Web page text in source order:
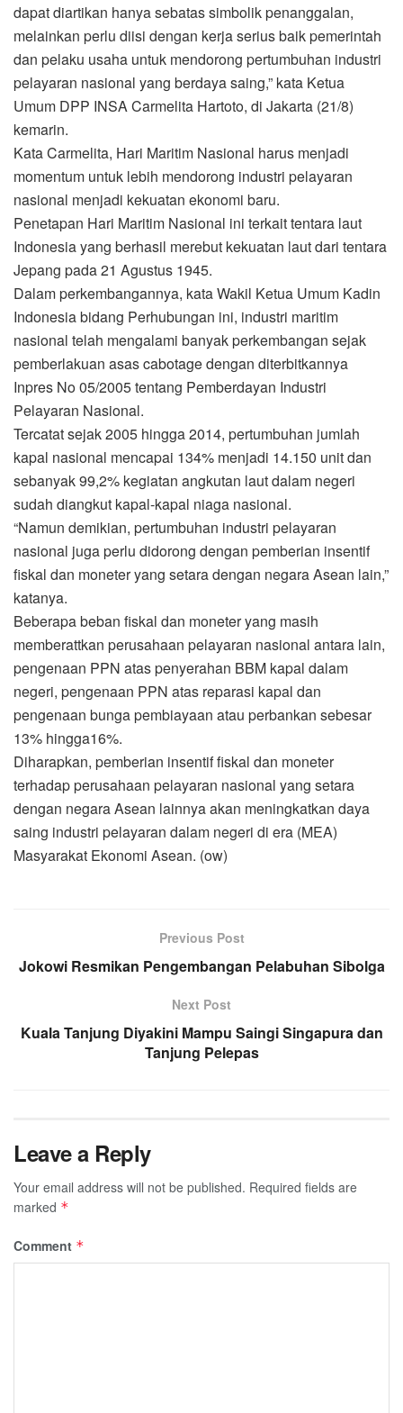
dapat diartikan hanya sebatas simbolik penanggalan,
melainkan perlu diisi dengan kerja serius baik pemerintah
dan pelaku usaha untuk mendorong pertumbuhan industri
pelayaran nasional yang berdaya saing,” kata Ketua
Umum DPP INSA Carmelita Hartoto, di Jakarta (21/8)
kemarin.
Kata Carmelita, Hari Maritim Nasional harus menjadi
momentum untuk lebih mendorong industri pelayaran
nasional menjadi kekuatan ekonomi baru.
Penetapan Hari Maritim Nasional ini terkait tentara laut
Indonesia yang berhasil merebut kekuatan laut dari tentara
Jepang pada 21 Agustus 1945.
Dalam perkembangannya, kata Wakil Ketua Umum Kadin
Indonesia bidang Perhubungan ini, industri maritim
nasional telah mengalami banyak perkembangan sejak
pemberlakuan asas cabotage dengan diterbitkannya
Inpres No 05/2005 tentang Pemberdayan Industri
Pelayaran Nasional.
Tercatat sejak 2005 hingga 2014, pertumbuhan jumlah
kapal nasional mencapai 134% menjadi 14.150 unit dan
sebanyak 99,2% kegiatan angkutan laut dalam negeri
sudah diangkut kapal-kapal niaga nasional.
“Namun demikian, pertumbuhan industri pelayaran
nasional juga perlu didorong dengan pemberian insentif
fiskal dan moneter yang setara dengan negara Asean lain,”
katanya.
Beberapa beban fiskal dan moneter yang masih
memberattkan perusahaan pelayaran nasional antara lain,
pengenaan PPN atas penyerahan BBM kapal dalam
negeri, pengenaan PPN atas reparasi kapal dan
pengenaan bunga pembiayaan atau perbankan sebesar
13% hingga16%.
Diharapkan, pemberian insentif fiskal dan moneter
terhadap perusahaan pelayaran nasional yang setara
dengan negara Asean lainnya akan meningkatkan daya
saing industri pelayaran dalam negeri di era (MEA)
Masyarakat Ekonomi Asean. (ow)
Previous Post
Jokowi Resmikan Pengembangan Pelabuhan Sibolga
Next Post
Kuala Tanjung Diyakini Mampu Saingi Singapura dan
Tanjung Pelepas
Leave a Reply
Your email address will not be published. Required fields are
marked *
Comment *